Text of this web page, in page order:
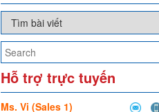
Hỗ trợ trực tuyến
Ms. Vi (Sales 1)